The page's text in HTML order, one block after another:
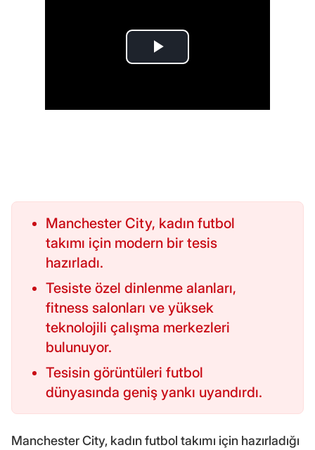
Manchester City, kadın futbol
takımı için modern bir tesis
hazırladı.
Tesiste özel dinlenme alanları,
fitness salonları ve yüksek
teknolojili çalışma merkezleri
bulunuyor.
Tesisin görüntüleri futbol
dünyasında geniş yankı uyandırdı.
Manchester City, kadın futbol takımı için hazırladığı